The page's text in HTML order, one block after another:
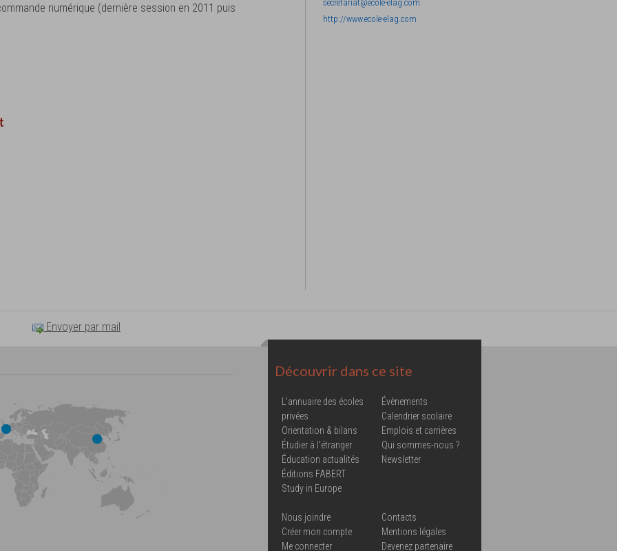
numérique (dernière session en 2011 puis
secretariat@ecole-elag.com
http://www.ecole-elag.com
Envoyer par mail
Découvrir dans ce site
L'annuaire des écoles
privées
Orientation & bilans
Étudier à l'étranger
Éducation actualités
Éditions FABERT
Study in Europe
Évènements
Calendrier scolaire
Emplois et carrières
Qui sommes-nous ?
Newsletter
Nous joindre
Créer mon compte
Me connecter
Contacts
Mentions légales
Devenez partenaire